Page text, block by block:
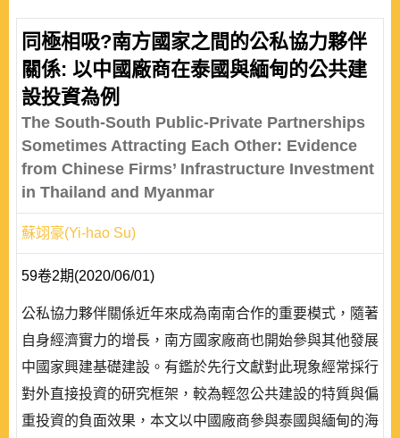
同極相吸?南方國家之間的公私協力夥伴
關係: 以中國廠商在泰國與緬甸的公共建
設投資為例
The South-South Public-Private Partnerships
Sometimes Attracting Each Other: Evidence
from Chinese Firms’ Infrastructure Investment
in Thailand and Myanmar
蘇翊豪(Yi-hao Su)
59卷2期(2020/06/01)
公私協力夥伴關係近年來成為南南合作的重要模式，隨著
自身經濟實力的增長，南方國家廠商也開始參與其他發展
中國家興建基礎建設。有鑑於先行文獻對此現象經常採行
對外直接投資的研究框架，較為輕忽公共建設的特質與偏
重投資的負面效果，本文以中國廠商參與泰國與緬甸的海